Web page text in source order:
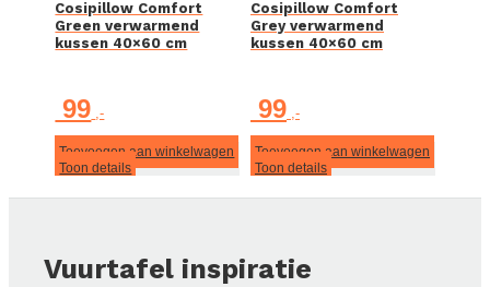
kan
gekozen
worden
kan
gekozen
worden
Cosipillow Comfort
Green verwarmend
kussen 40×60 cm
99
Toevoegen aan winkelwagen
Toon details
Cosipillow Comfort
Grey verwarmend
kussen 40×60 cm
99
Toevoegen aan winkelwagen
Toon details
Vuurtafel inspiratie